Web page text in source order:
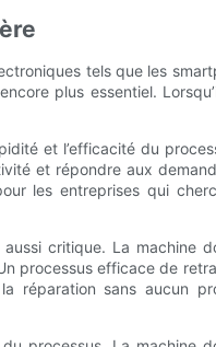
tels que les
plus essentiel.
et l’efficacité du
et répondre aux
les entreprises qui
critique. La machine
processus efficace de
réparation sans aucun